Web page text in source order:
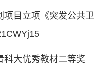
目立项《突发公共卫
科大优秀教材二等奖